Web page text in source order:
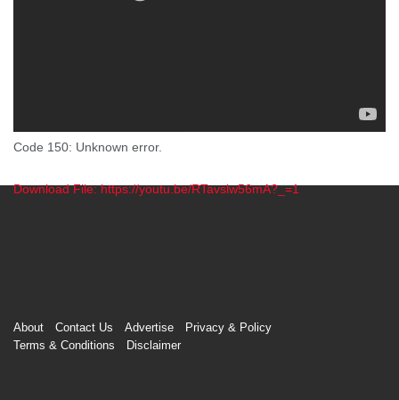
Code 150: Unknown error.
Download File: https://youtu.be/RTavslw56mA?_=1
About Contact Us Advertise
Privacy & Policy
Terms & Conditions
Disclaimer